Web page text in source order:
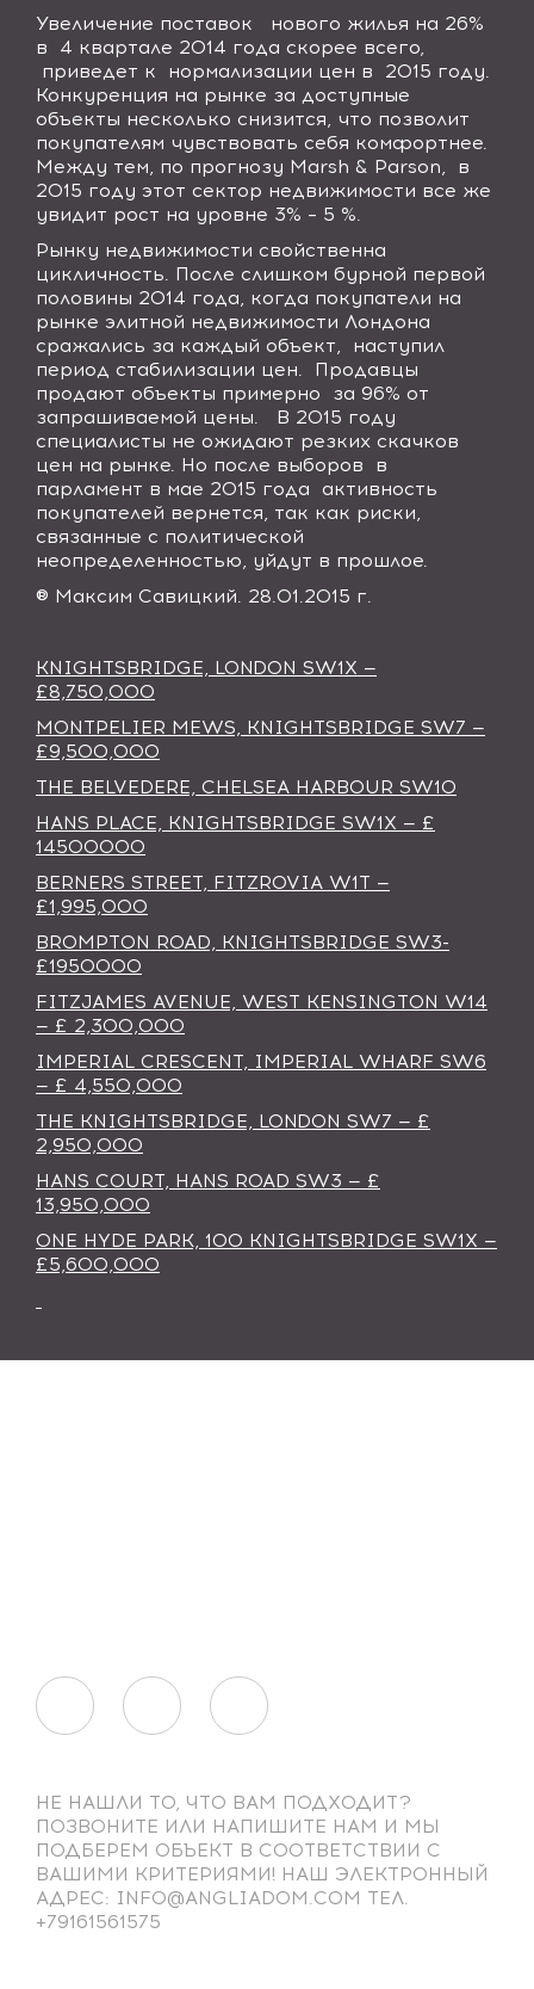
Увеличение поставок
нового жилья на 26%
в
4 квартале 2014 года скорее всего,
приведет к
нормализации цен в
2015 году.
Конкуренция на рынке за доступные
объекты несколько снизится, что позволит
покупателям чувствовать себя комфортнее.
Между тем, по прогнозу Marsh & Parson,
в
2015 году этот сектор недвижимости все же
увидит рост на уровне 3% – 5 %.
Рынку недвижимости свойственна
цикличность. После слишком бурной первой
половины 2014 года, когда покупатели на
рынке элитной недвижимости Лондона
сражались за каждый объект,
наступил
период стабилизации цен.
Продавцы
продают объекты примерно
за 96% от
запрашиваемой цены.
В 2015 году
специалисты не ожидают резких скачков
цен на рынке. Но после выборов
в
парламент в мае 2015 года
активность
покупателей вернется, так как риски,
связанные с политической
неопределенностью, уйдут в прошлое.
® Максим Савицкий. 28.01.2015 г.
KNIGHTSBRIDGE, LONDON SW1X —
£8,750,000
MONTPELIER MEWS, KNIGHTSBRIDGE SW7 —
£9,500,000
THE BELVEDERE, CHELSEA HARBOUR SW10
HANS PLACE, KNIGHTSBRIDGE SW1X — £
14500000
BERNERS STREET, FITZROVIA W1T —
£1,995,000
BROMPTON ROAD, KNIGHTSBRIDGE SW3-
£1950000
FITZJAMES AVENUE, WEST KENSINGTON W14
— £ 2,300,000
IMPERIAL CRESCENT, IMPERIAL WHARF SW6
— £ 4,550,000
THE KNIGHTSBRIDGE, LONDON SW7 — £
2,950,000
HANS COURT, HANS ROAD SW3 — £
13,950,000
ONE HYDE PARK, 100 KNIGHTSBRIDGE SW1X —
£5,600,000
НЕ НАШЛИ ТО, ЧТО ВАМ ПОДХОДИТ?
ПОЗВОНИТЕ ИЛИ НАПИШИТЕ НАМ И МЫ
ПОДБЕРЕМ ОБЪЕКТ В СООТВЕТСТВИИ С
ВАШИМИ КРИТЕРИЯМИ! НАШ ЭЛЕКТРОННЫЙ
АДРЕС: INFO@ANGLIADOM.COM ТЕЛ.
+79161561575